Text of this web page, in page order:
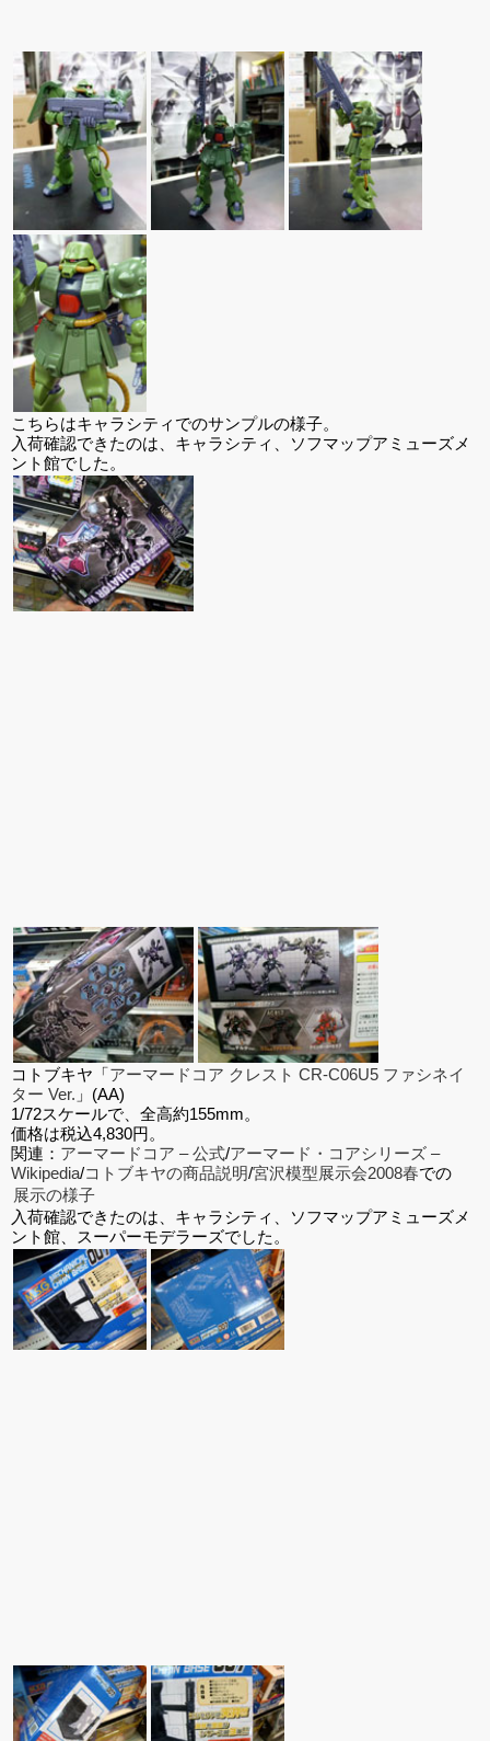
こちらはキャラシティでのサンプルの様子。
入荷確認できたのは、キャラシティ、ソフマップアミューズメ
ント館でした。
コトブキヤ「アーマードコア クレスト CR-C06U5 ファシネイ
ター Ver. 」(AA)
1/72スケールで、全高約155mm。
価格は税込4,830円。
関連： アーマードコア – 公式/アーマード・コアシリーズ –
Wikipedia/コトブキヤの商品説明/宮沢模型展示会2008春での
展示の様子
入荷確認できたのは、キャラシティ、ソフマップアミューズメ
ント館、スーパーモデラーズでした。